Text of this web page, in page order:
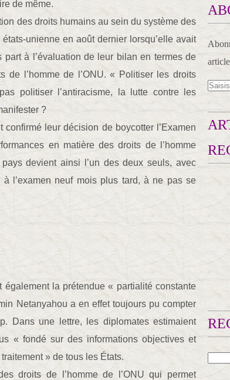
de même.
des droits humains au sein du système des
unienne en août dernier lorsqu’elle avait
à l’évaluation de leur bilan en termes de
de l’homme de l’ONU. « Politiser les droits
politiser l’antiracisme, la lutte contre les
?
leur décision de boycotter l’Examen
en matière des droits de l’homme
devient ainsi l’un des deux seuls, avec
l’examen neuf mois plus tard, à ne pas se
la prétendue « partialité constante
Netanyahou a en effet toujours pu compter
Dans une lettre, les diplomates estimaient
« fondé sur des informations objectives et
» de tous les États.
droits de l’homme de l’ONU qui permet